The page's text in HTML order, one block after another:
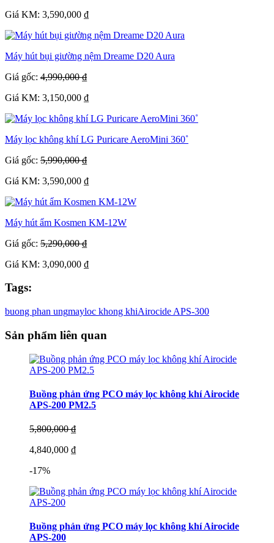
Giá KM: 3,590,000 ₫
Máy hút bụi giường nệm Dreame D20 Aura
Giá gốc: 4,990,000 ₫
Giá KM: 3,150,000 ₫
Máy lọc không khí LG Puricare AeroMini 360˚
Giá gốc: 5,990,000 ₫
Giá KM: 3,590,000 ₫
Máy hút ẩm Kosmen KM-12W
Giá gốc: 5,290,000 ₫
Giá KM: 3,090,000 ₫
Tags:
buong phan ungmayloc khong khiAirocide APS-300
Sản phẩm liên quan
Buồng phản ứng PCO máy lọc không khí Airocide
APS-200 PM2.5
5,800,000 ₫
4,840,000 ₫
-17%
Buồng phản ứng PCO máy lọc không khí Airocide
APS-200